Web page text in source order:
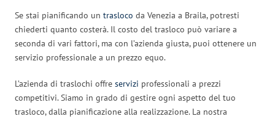
Se stai pianificando un trasloco da Venezia a Braila, potresti
chiederti quanto costerà. Il costo del trasloco può variare a
seconda di vari fattori, ma con l’azienda giusta, puoi ottenere un
servizio professionale a un prezzo equo.
L’azienda di traslochi offre servizi professionali a prezzi
competitivi. Siamo in grado di gestire ogni aspetto del tuo
trasloco, dalla pianificazione alla realizzazione. La nostra